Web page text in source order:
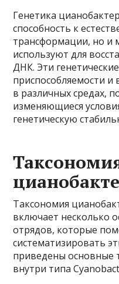
Генетика
способность к
трансформации, но и
используют для
ДНК. Эти
приспособляемости
в различных средах,
изменяющиеся
генетическую
Таксономия
включает несколько
отрядов, которые
систематизировать
приведены основные
внутри типа